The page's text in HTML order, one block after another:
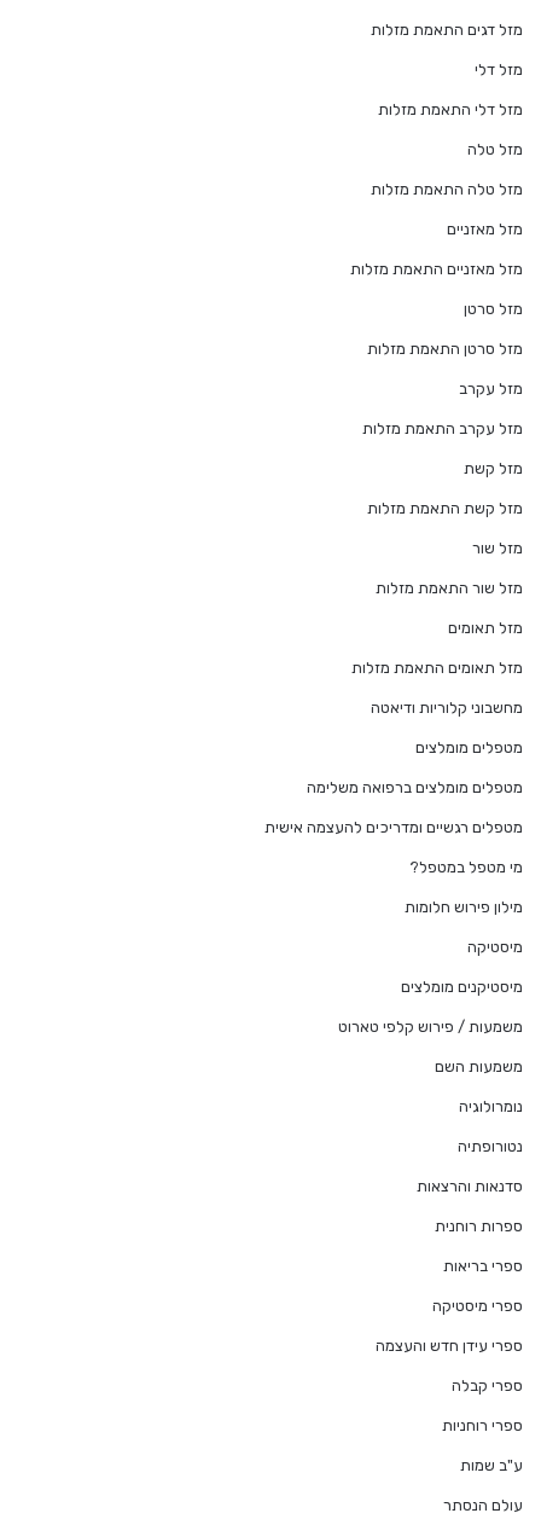
מזל דגים התאמת מזלות
מזל דלי
מזל דלי התאמת מזלות
מזל טלה
מזל טלה התאמת מזלות
מזל מאזניים
מזל מאזניים התאמת מזלות
מזל סרטן
מזל סרטן התאמת מזלות
מזל עקרב
מזל עקרב התאמת מזלות
מזל קשת
מזל קשת התאמת מזלות
מזל שור
מזל שור התאמת מזלות
מזל תאומים
מזל תאומים התאמת מזלות
מחשבוני קלוריות ודיאטה
מטפלים מומלצים
מטפלים מומלצים ברפואה משלימה
מטפלים רגשיים ומדריכים להעצמה אישית
מי מטפל במטפל?
מילון פירוש חלומות
מיסטיקה
מיסטיקנים מומלצים
משמעות / פירוש קלפי טארוט
משמעות השם
נומרולוגיה
נטורופתיה
סדנאות והרצאות
ספרות רוחנית
ספרי בריאות
ספרי מיסטיקה
ספרי עידן חדש והעצמה
ספרי קבלה
ספרי רוחניות
ע"ב שמות
עולם הנסתר